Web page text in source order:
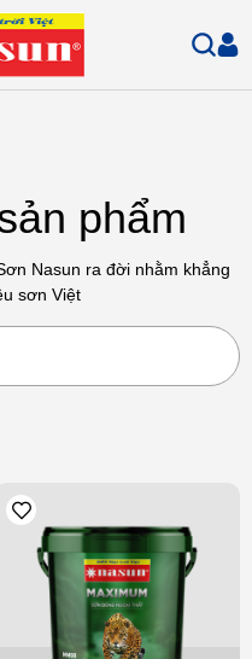
phẩm
Nasun ra đời nhằm khẳng
sơn Việt